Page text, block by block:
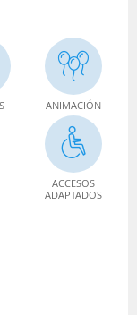
ANIMACIÓN
ACCESOS
ADAPTADOS